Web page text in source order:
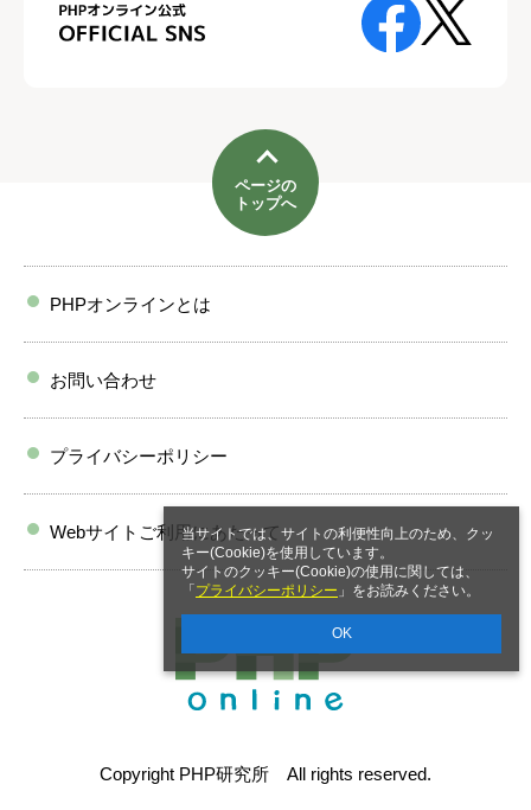
当サイトでは、サイトの利便性向上のため、クッ
キー(Cookie)を使用しています。
サイトのクッキー(Cookie)の使用に関しては、
「 プライバシーポリシー 」をお読みください。
OK
ページの
トップへ
PHPオンラインとは
お問い合わせ
プライバシーポリシー
Webサイトご利用にあたって
Copyright PHP研究所 All rights reserved.